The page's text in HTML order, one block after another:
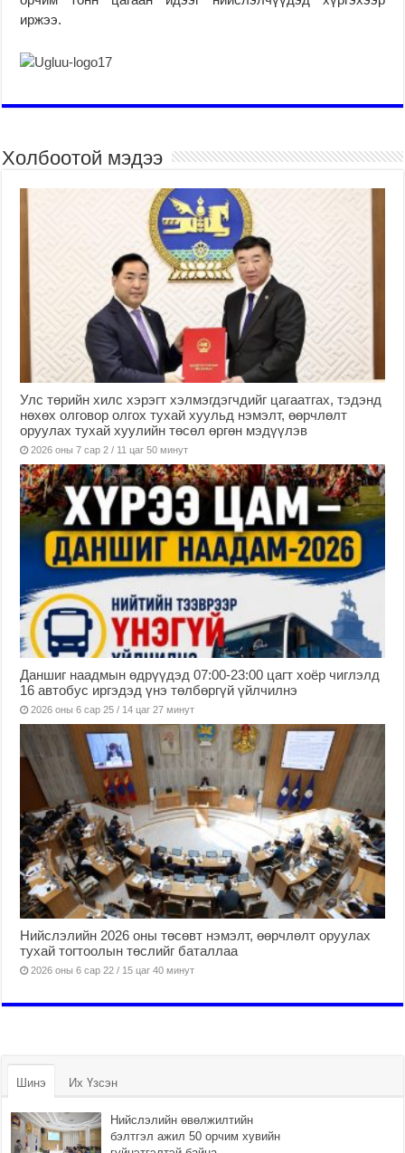
иржээ.
Холбоотой мэдээ
Улс төрийн хилс хэрэгт хэлмэгдэгчдийг цагаатгах, тэдэнд
нөхөх олговор олгох тухай хуульд нэмэлт, өөрчлөлт
оруулах тухай хуулийн төсөл өргөн мэдүүлэв
2026 оны 7 сар 2 / 11 цаг 50 минут
Даншиг наадмын өдрүүдэд 07:00-23:00 цагт хоёр чиглэлд
16 автобус иргэдэд үнэ төлбөргүй үйлчилнэ
2026 оны 6 сар 25 / 14 цаг 27 минут
Нийслэлийн 2026 оны төсөвт нэмэлт, өөрчлөлт оруулах
тухай тогтоолын төслийг баталлаа
2026 оны 6 сар 22 / 15 цаг 40 минут
Шинэ Их Үзсэн
Нийслэлийн өвөлжилтийн
бэлтгэл ажил 50 орчим хувийн